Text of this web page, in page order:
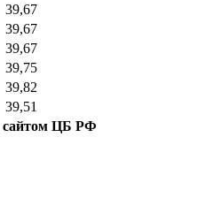
39,67
39,67
39,67
39,75
39,82
39,51
сайтом ЦБ РФ